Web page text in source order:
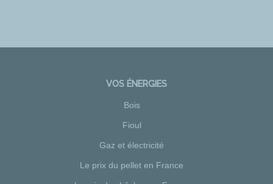
VOS ÉNERGIES
Bois
Fioul
Gaz et électricité
Le prix du pellet en France